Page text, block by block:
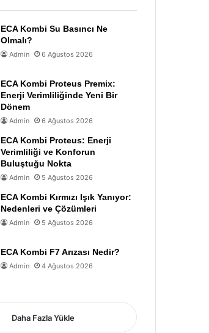
ECA Kombi Su Basıncı Ne
Olmalı?
Admin 6 Ağustos 2026
ECA Kombi Proteus Premix:
Enerji Verimliliğinde Yeni Bir
Dönem
Admin 6 Ağustos 2026
ECA Kombi Proteus: Enerji
Verimliliği ve Konforun
Buluştuğu Nokta
Admin 5 Ağustos 2026
ECA Kombi Kırmızı Işık Yanıyor:
Nedenleri ve Çözümleri
Admin 5 Ağustos 2026
ECA Kombi F7 Arızası Nedir?
Admin 4 Ağustos 2026
Daha Fazla Yükle